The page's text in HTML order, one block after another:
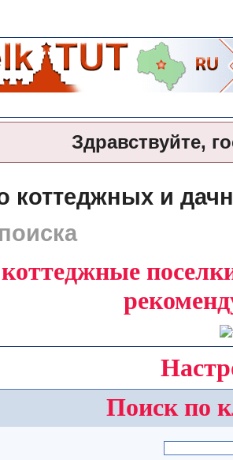
Здравствуйте,
коттеджных и
Поиск по